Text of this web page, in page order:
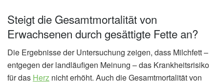
Steigt die Gesamtmortalität von
Erwachsenen durch gesättigte Fette an?
Die Ergebnisse der Untersuchung zeigen, dass Milchfett –
entgegen der landläufigen Meinung – das Krankheitsrisiko
für das Herz nicht erhöht. Auch die Gesamtmortalität von